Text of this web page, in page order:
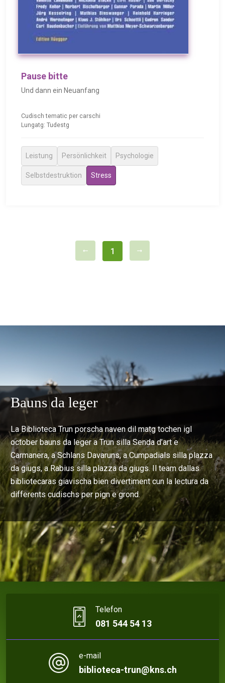
Pause bitte
Und dann ein Neuanfang
Cudisch tematic per carschi
Lungatg: Tudestg
Leistung Persönlichkeit Psychologie
Selbstdestruktion Stress
1
Bauns da leger
La Biblioteca Trun porscha naven dil matg tochen igl
october bauns da leger a Trun silla Senda d’art e
Carmanera, a Schlans Davaruns, a Cumpadials silla plazza
da giugs, a Rabius silla plazza da giugs. Il team dallas
bibliotecaras giavischa bien divertiment cun la lectura da
differents cudischs per pign e grond.
Telefon
081 544 54 13
e-mail
biblioteca-trun@kns.ch